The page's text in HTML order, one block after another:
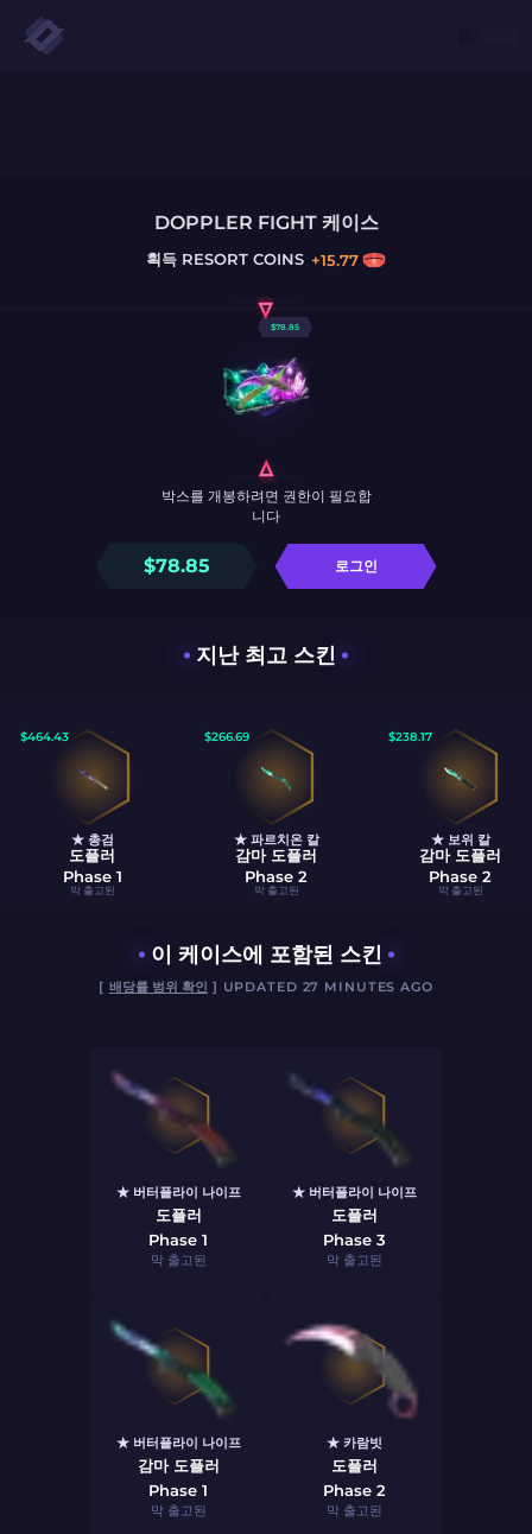
DOPPLER FIGHT 케이스
획득 RESORT COINS +15.77
$78.85
$78.85 로그인
박스를 개봉하려면 권한이 필요합
니다
지난 최고 스킨
$464.43
★ 총검
도플러
Phase 1
막 출고된
$266.69
★ 파르치온 칼
감마 도플러
Phase 2
막 출고된
$238.17
★ 보위 칼
감마 도플러
Phase 2
막 출고된
이 케이스에 포함된 스킨
[ 배당률 범위 확인 ] UPDATED 27 MINUTES AGO
★ 버터플라이 나이프
도플러
Phase 1
막 출고된
★ 버터플라이 나이프
도플러
Phase 3
막 출고된
★ 버터플라이 나이프
감마 도플러
Phase 1
막 출고된
★ 카람빗
도플러
Phase 2
막 출고된